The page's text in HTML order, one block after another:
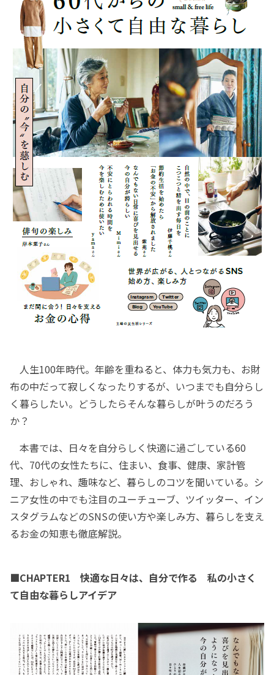
人生100年時代。年齢を重ねると、体力も気力も、お財
布の中だって寂しくなったりするが、いつまでも自分らし
く暮らしたい。どうしたらそんな暮らしが叶うのだろう
か？
本書では、日々を自分らしく快適に過ごしている60
代、70代の女性たちに、住まい、食事、健康、家計管
理、おしゃれ、趣味など、暮らしのコツを聞いている。シ
ニア女性の中でも注目のユーチューブ、ツイッター、イン
スタグラムなどのSNSの使い方や楽しみ方、暮らしを支え
るお金の知恵も徹底解説。
■CHAPTER1 快適な日々は、自分で作る 私の小さく
て自由な暮らしアイデア